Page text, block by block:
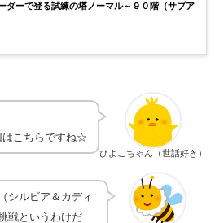
ダーで登る試練の塔ノーマル～９０階（サブア
ひよこちゃん（世話好き）
はこちらですね☆
シルビア＆カディ
戦というわけだ